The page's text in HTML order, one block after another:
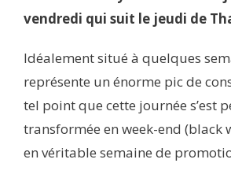
vendredi qui suit le jeudi de
Idéalement situé à quelques
représente un énorme pic de
tel point que cette journée s’est
transformée en week-end (black
en véritable semaine de